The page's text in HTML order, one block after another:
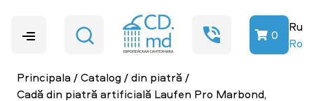
0
Ru
Ro
Principala/Catalog/din piatră/
Cadă din piatră artificială Laufen Pro Marbond,